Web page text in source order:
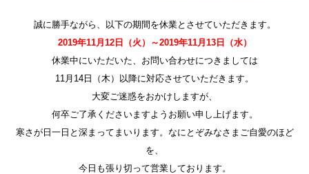
誠に勝手ながら、以下の期間を休業とさせていただきます。
2019年11月12日（火）～2019年11月13日（水）
休業中にいただいた、お問い合わせにつきましては
11月14日（木）以降に対応させていただきます。
大変ご迷惑をおかけしますが、
何卒ご了承くださいますようお願い申し上げます。
寒さが日一日と深まってまいります。なにとぞみなさまご自愛のほど
を、
今日も張り切って営業しております。